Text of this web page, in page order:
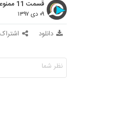
قسمت 11 ممنوعه
۰۹ دی ۱۳۹۷
دانلود اشتراک